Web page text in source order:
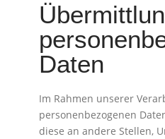
Daten
Im Rahmen unserer
personenbezogenen
diese an andere Stellen,